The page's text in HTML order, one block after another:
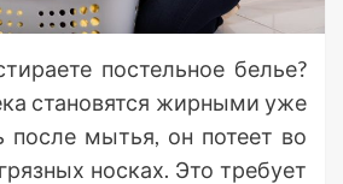
постельное белье?
становятся жирными уже
после мытья, он потеет во
носках. Это требует